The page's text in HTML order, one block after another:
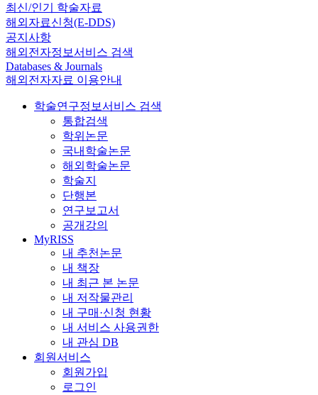
최신/인기 학술자료
해외자료신청(E-DDS)
공지사항
해외전자정보서비스 검색
Databases & Journals
해외전자자료 이용안내
학술연구정보서비스 검색
통합검색
학위논문
국내학술논문
해외학술논문
학술지
단행본
연구보고서
공개강의
MyRISS
내 추천논문
내 책장
내 최근 본 논문
내 저작물관리
내 구매·신청 현황
내 서비스 사용권한
내 관심 DB
회원서비스
회원가입
로그인